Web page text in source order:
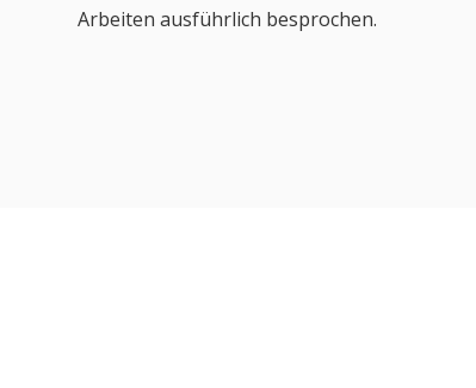
Arbeiten ausführlich besprochen.